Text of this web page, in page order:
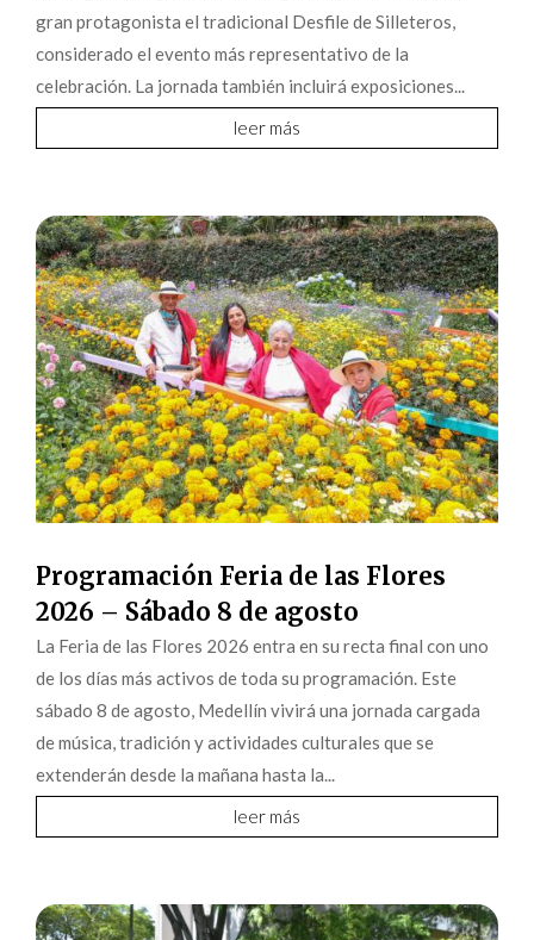
gran protagonista el tradicional Desfile de Silleteros,
considerado el evento más representativo de la
celebración. La jornada también incluirá exposiciones...
leer más
Programación Feria de las Flores
2026 – Sábado 8 de agosto
La Feria de las Flores 2026 entra en su recta final con uno
de los días más activos de toda su programación. Este
sábado 8 de agosto, Medellín vivirá una jornada cargada
de música, tradición y actividades culturales que se
extenderán desde la mañana hasta la...
leer más